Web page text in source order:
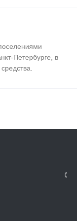
Петербурге, в